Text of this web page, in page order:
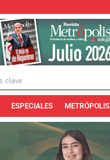
ESPECIALES METRÓPOLIS